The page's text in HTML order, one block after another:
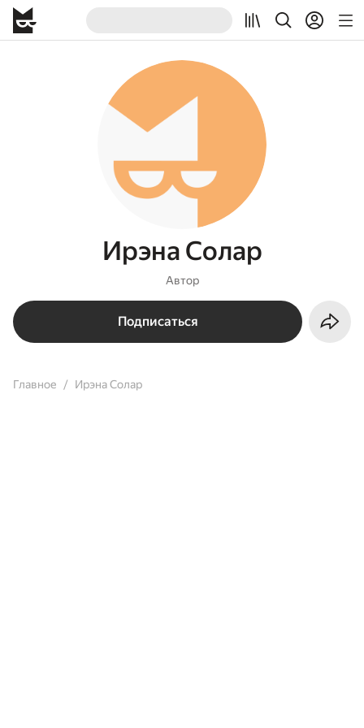
Ирэна Солар
Автор
Подписаться
Главное Ирэна Солар